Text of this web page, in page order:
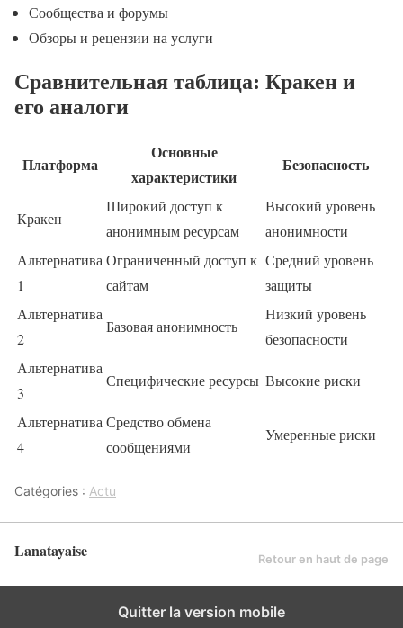
Сообщества и форумы
Обзоры и рецензии на услуги
Сравнительная таблица: Кракен и
его аналоги
Платформа
Основные
характеристики
Безопасность
Кракен
Широкий доступ к
анонимным ресурсам
Высокий уровень
анонимности
Альтернатива
1
Ограниченный доступ к
сайтам
Средний уровень
защиты
Альтернатива
2
Базовая анонимность
Низкий уровень
безопасности
Альтернатива
3
Специфические ресурсы Высокие риски
Альтернатива
4
Средство обмена
сообщениями
Умеренные риски
Catégories : Actu
Lanatayaise Retour en haut de page
Quitter la version mobile